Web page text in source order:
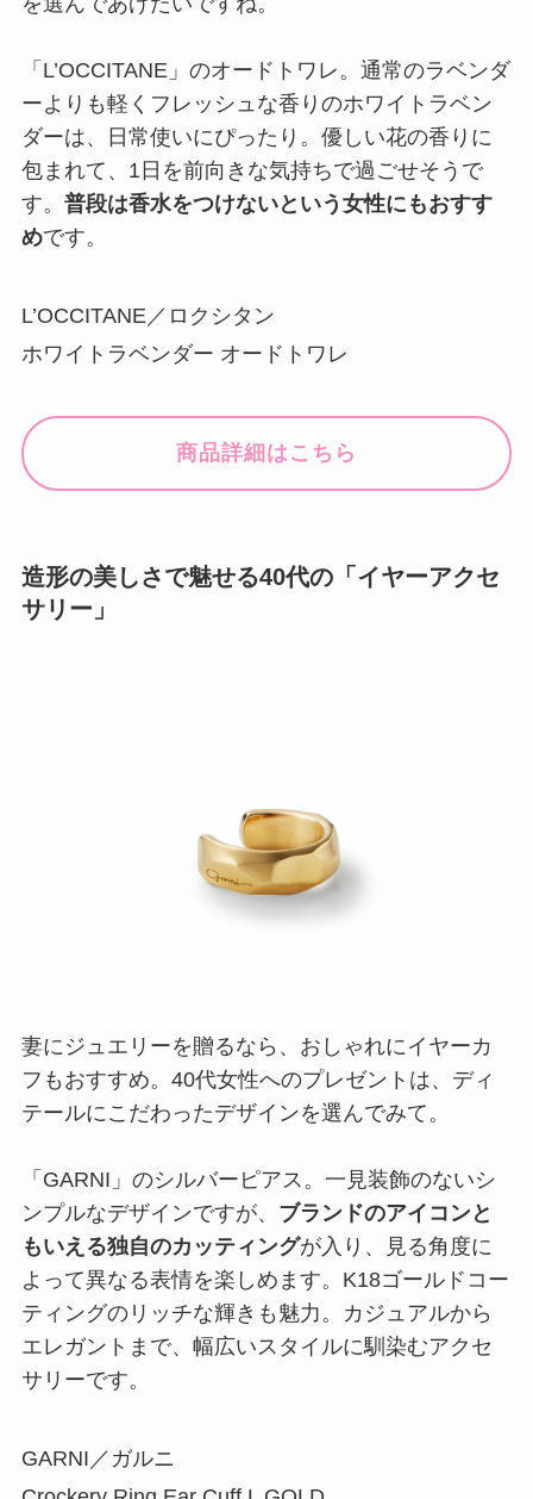
「L’OCCITANE」のオードトワレ。通常のラベンダ
ーよりも軽くフレッシュな香りのホワイトラベン
ダーは、日常使いにぴったり。優しい花の香りに
包まれて、1日を前向きな気持ちで過ごせそうで
す。 普段は香水をつけないという女性にもおすす
めです。
L’OCCITANE／ロクシタン
ホワイトラベンダー オードトワレ
商品詳細はこちら
造形の美しさで魅せる40代の「イヤーアクセ
サリー」
妻にジュエリーを贈るなら、おしゃれにイヤーカ
フもおすすめ。40代女性へのプレゼントは、ディ
テールにこだわったデザインを選んでみて。
「GARNI」のシルバーピアス。一見装飾のないシ
ンプルなデザインですが、 ブランドのアイコンと
もいえる独自のカッティングが入り、見る角度に
よって異なる表情を楽しめます。K18ゴールドコー
ティングのリッチな輝きも魅力。カジュアルから
エレガントまで、幅広いスタイルに馴染むアクセ
サリーです。
GARNI／ガルニ